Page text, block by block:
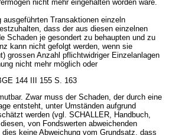
nicht mehr eingehalten worden wäre.
ausgeführten Transaktionen einzeln
dass der aus diesen einzelnen
Schaden je gesondert zu behaupten und zu
kann nicht gefolgt werden, wenn sie
grossen Anzahl pflichtwidriger Einzelanlagen
nicht mehr möglich oder
144 III 155 S. 163
Zwar muss der Schaden, der durch eine
entsteht, unter Umständen aufgrund
werden (vgl. SCHALLER, Handbuch,
von Fondswerten abweichenden
dies keine Abweichung vom Grundsatz, dass